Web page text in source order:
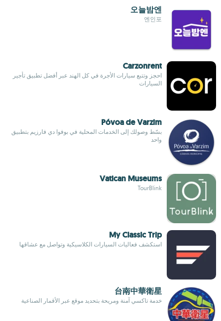
오늘밤엔
엔인포
Carzonrent
احجز وتتبع سيارات الأجرة في كل الهند عبر أفضل تطبيق تأجير
السيارات
Póvoa de Varzim
بسّط وصولك إلى الخدمات المحلية في بوفوا دي فارزيم بتطبيق
واحد
Vatican Museums
TourBlink
My Classic Trip
استكشف فعاليات السيارات الكلاسيكية وتواصل مع عشاقها
台南中華衛星
خدمة تاكسي آمنة ومريحة بتحديد موقع عبر الأقمار الصناعية